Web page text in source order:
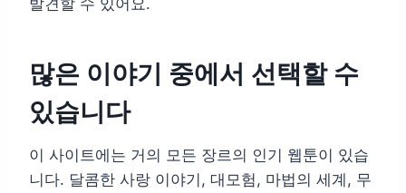
많은 이야기 중에서 선택할 수
있습니다
이 사이트에는 거의 모든 장르의 인기 웹툰이 있습
니다. 달콤한 사랑 이야기, 대모험, 마법의 세계, 무